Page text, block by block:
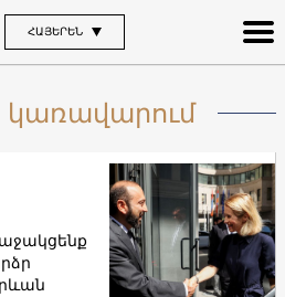
ՀԱՅԵՐԵՆ
կառավարում